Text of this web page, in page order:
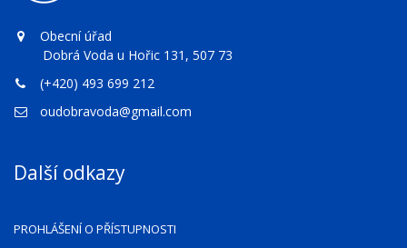
Obecní úřad
Dobrá Voda u Hořic 131, 507 73
(+420) 493 699 212
oudobravoda@gmail.com
Další odkazy
PROHLÁŠENÍ O PŘÍSTUPNOSTI